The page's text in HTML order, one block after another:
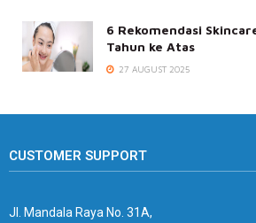
6 Rekomendasi
Tahun ke Atas
27 AUGUST 2025
CUSTOMER SUPPORT
Jl. Mandala Raya No. 31A,